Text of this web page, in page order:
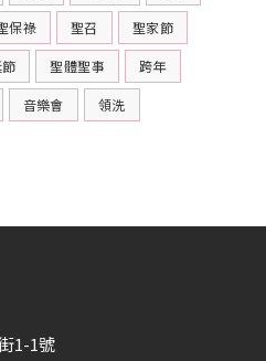
保祿 聖召 聖家節
聖體聖事 跨年
音樂會 領洗
1-1號